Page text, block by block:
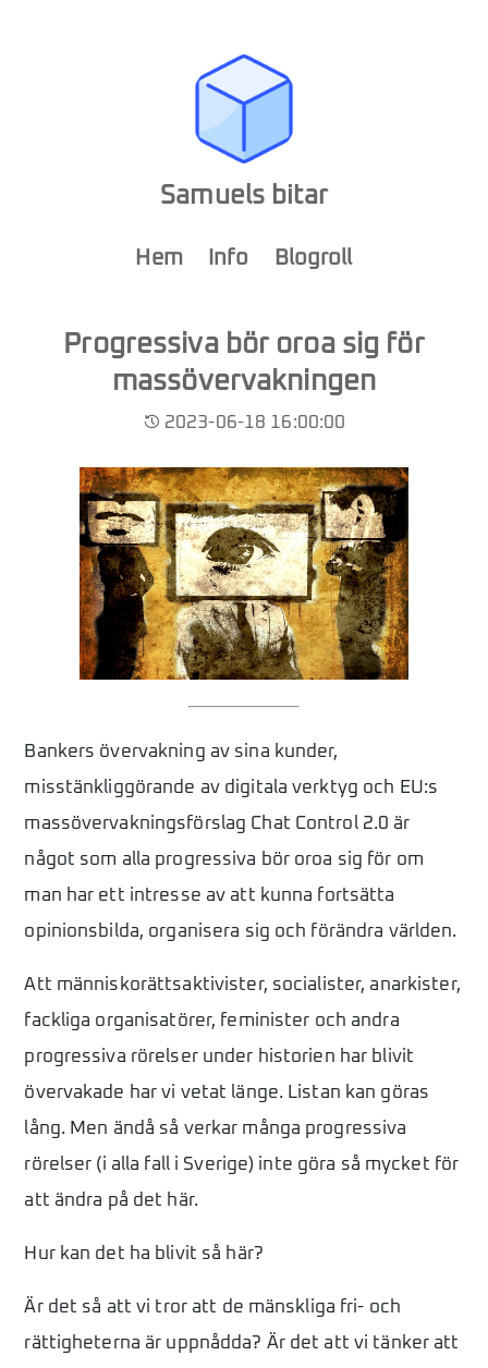
Samuels bitar
Hem Info Blogroll
Progressiva bör oroa sig för
massövervakningen
2023-06-18 16:00:00
Bankers övervakning av sina kunder,
misstänkliggörande av digitala verktyg och EU:s
massövervakningsförslag Chat Control 2.0 är
något som alla progressiva bör oroa sig för om
man har ett intresse av att kunna fortsätta
opinionsbilda, organisera sig och förändra världen.
Att människorättsaktivister, socialister, anarkister,
fackliga organisatörer, feminister och andra
progressiva rörelser under historien har blivit
övervakade har vi vetat länge. Listan kan göras
lång. Men ändå så verkar många progressiva
rörelser (i alla fall i Sverige) inte göra så mycket för
att ändra på det här.
Hur kan det ha blivit så här?
Är det så att vi tror att de mänskliga fri- och
rättigheterna är uppnådda? Är det att vi tänker att